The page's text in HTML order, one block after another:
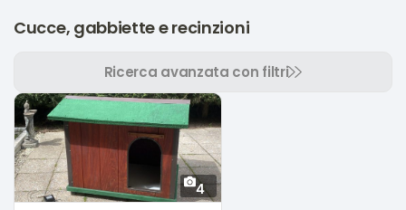
Cucce, gabbiette e recinzioni
Ricerca avanzata con filtri
4